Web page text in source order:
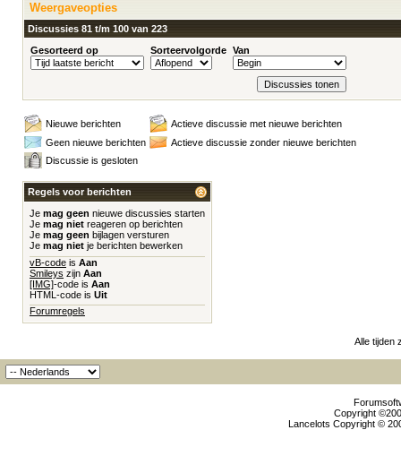
Weergaveopties
Discussies 81 t/m 100 van 223
Gesorteerd op
Sorteervolgorde Van
Nieuwe berichten
Actieve discussie met nieuwe berichten
Geen nieuwe berichten
Actieve discussie zonder nieuwe berichten
Discussie is gesloten
Regels voor berichten
Je mag geen nieuwe discussies starten
Je mag niet reageren op berichten
Je mag geen bijlagen versturen
Je mag niet je berichten bewerken
vB-code is Aan
Smileys zijn Aan
[IMG]-code is Aan
HTML-code is Uit
Forumregels
Alle tijden
Copyright
Lancelots Copyright ©